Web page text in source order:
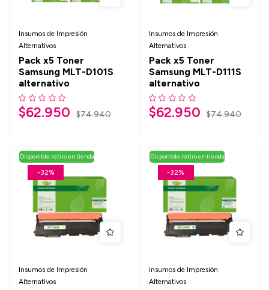
Insumos de Impresión
Alternativos
Pack x5 Toner
Samsung MLT-D101S
alternativo
$74.940
$62.950
Insumos de Impresión
Alternativos
Pack x5 Toner
Samsung MLT-D111S
alternativo
$74.940
$62.950
-32%
Disponible retiro en tienda
Insumos de Impresión
Alternativos
-32%
Disponible retiro en tienda
Insumos de Impresión
Alternativos